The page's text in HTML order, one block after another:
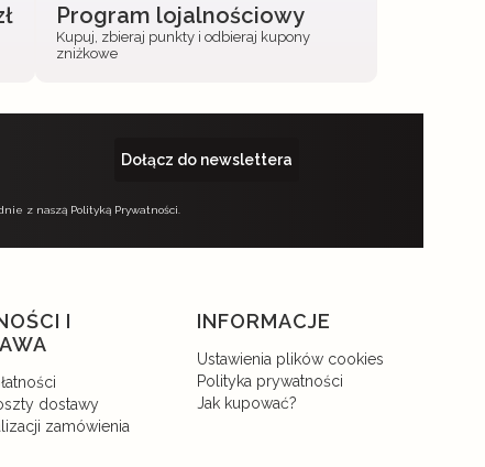
Program lojalnościowy
Kupuj, zbieraj punkty i odbieraj kupony
zniżkowe
Dołącz do newslettera
z naszą Polityką Prywatności.
I
dostawy
zamówienia
INFORMACJE
Ustawienia plików cookies
Polityka prywatności
Jak kupować?